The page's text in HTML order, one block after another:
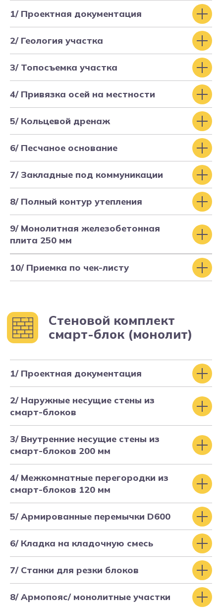
1/ Проектная документация
2/ Геология участка
3/ Топосъемка участка
4/ Привязка осей на местности
5/ Кольцевой дренаж
6/ Песчаное основание
7/ Закладные под коммуникации
8/ Полный контур утепления
9/ Монолитная железобетонная
плита 250 мм
10/ Приемка по чек-листу
1/ Проектная документация
2/ Наружные несущие стены из
смарт-блоков
3/ Внутренние несущие стены из
смарт-блоков 200 мм
4/ Межкомнатные перегородки из
смарт-блоков 120 мм
5/ Армированные перемычки D600
6/ Кладка на кладочную смесь
7/ Станки для резки блоков
8/ Армопояс/ монолитные участки
Проектируем, строим
фундаменты, дома,
инженерные сети
Строительство инженерных
Строительство
по индивидуальному проекту
Один подрядчик— от чертежа до
не придётся выяснять, кто виноват
согласованы